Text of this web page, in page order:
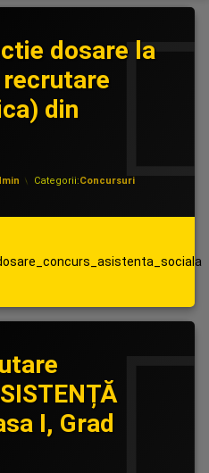
dosare la
din
Categorii:Concursuri
I, Grad